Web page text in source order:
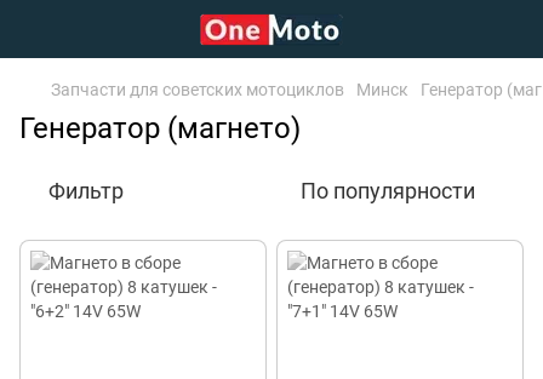
Запчасти для советских мотоциклов Минск Генератор
Генератор (магнето)
Фильтр По популярности